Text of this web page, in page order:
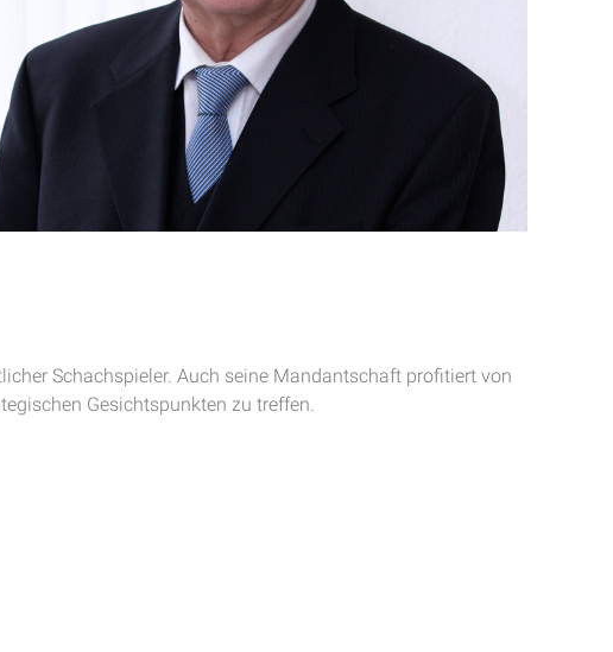
Schachspieler. Auch seine Mandantschaft profitiert von
Gesichtspunkten zu treffen.